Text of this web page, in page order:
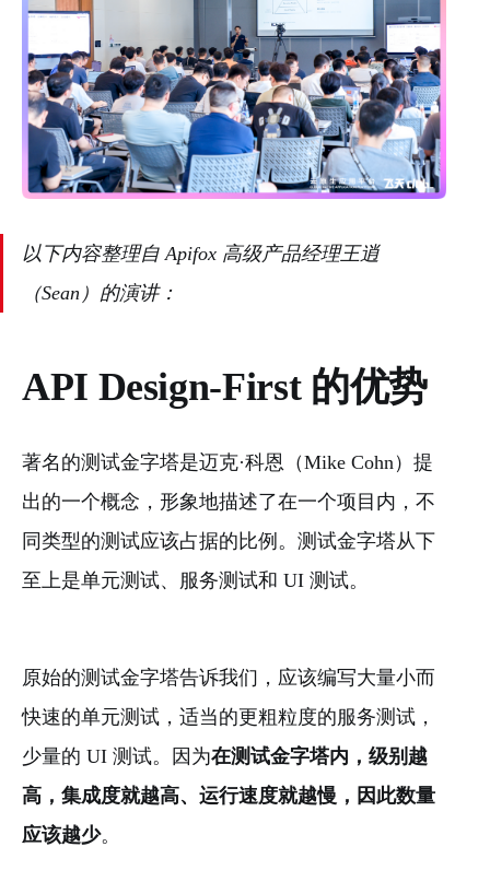
以下内容整理自 Apifox 高级产品经理王逍
（Sean）的演讲：
API Design-First 的优势
著名的测试金字塔是迈克·科恩（Mike Cohn）提
出的一个概念，形象地描述了在一个项目内，不
同类型的测试应该占据的比例。测试金字塔从下
至上是单元测试、服务测试和 UI 测试。
原始的测试金字塔告诉我们，应该编写大量小而
快速的单元测试，适当的更粗粒度的服务测试，
少量的 UI 测试。因为在测试金字塔内，级别越
高，集成度就越高、运行速度就越慢，因此数量
应该越少。